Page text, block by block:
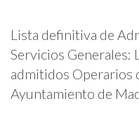
Lista definitiva de
Servicios Generales:
admitidos Operarios
Ayuntamiento de